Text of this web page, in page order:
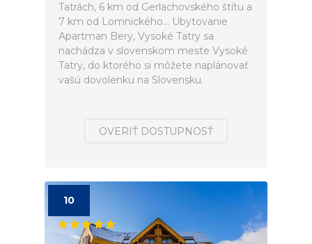
Tatrách, 6 km od Gerlachovského štítu a
7 km od Lomnického... Ubytovanie
Apartman Bery, Vysoké Tatry sa
nachádza v slovenskom meste Vysoké
Tatry, do ktorého si môžete naplánovať
vašú dovolenku na Slovensku.
OVERIŤ DOSTUPNOSŤ
10